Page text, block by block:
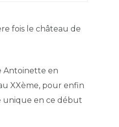
fois le château de
Antoinette en
XXème, pour enfin
unique en ce début